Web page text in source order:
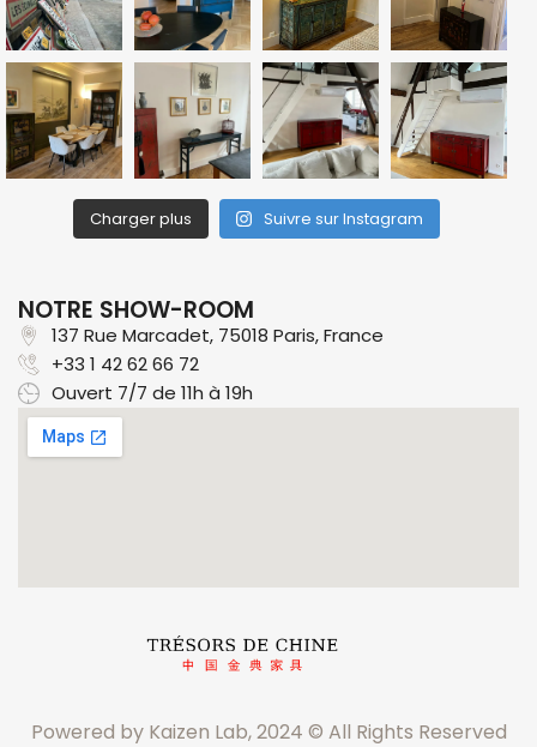
Charger plus Suivre sur Instagram
NOTRE SHOW-ROOM
137 Rue Marcadet, 75018 Paris, France​
+33 1 42 62 66 72
Ouvert 7/7 de 11h à 19h
Powered by Kaizen Lab, 2024 © All Rights Reserved